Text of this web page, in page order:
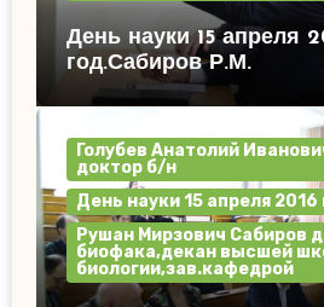
День науки 15 апреля
год.Сабиров Р.М.
Голубев Анатолий
доктор б/н
День науки 15 апреля 2016
Рушан Мирзович Сабиров
биофака,декан высшей
биологии,зав.кафедрой